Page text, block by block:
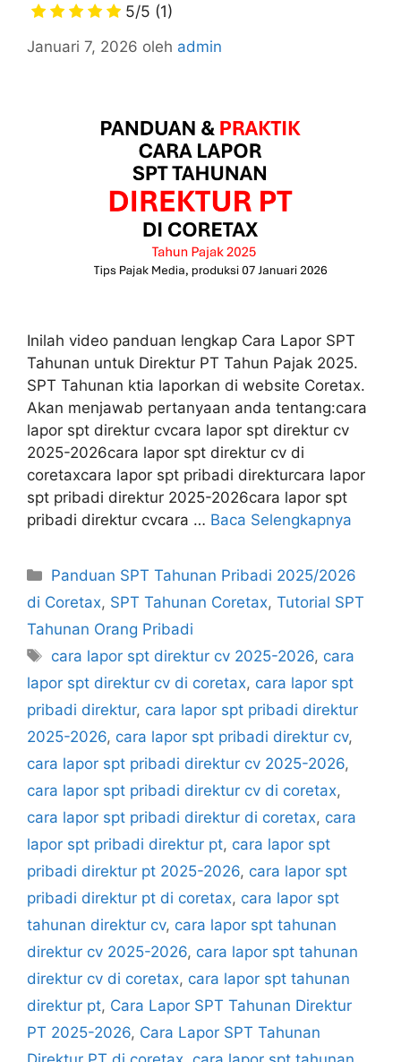
5/5 (1)
Januari 7, 2026 oleh admin
Inilah video panduan lengkap Cara Lapor SPT
Tahunan untuk Direktur PT Tahun Pajak 2025.
SPT Tahunan ktia laporkan di website Coretax.
Akan menjawab pertanyaan anda tentang:cara
lapor spt direktur cvcara lapor spt direktur cv
2025-2026cara lapor spt direktur cv di
coretaxcara lapor spt pribadi direkturcara lapor
spt pribadi direktur 2025-2026cara lapor spt
pribadi direktur cvcara … Baca Selengkapnya
Kategori
Panduan SPT Tahunan Pribadi 2025/2026
di Coretax, SPT Tahunan Coretax, Tutorial SPT
Tahunan Orang Pribadi
Tag
cara lapor spt direktur cv 2025-2026, cara
lapor spt direktur cv di coretax, cara lapor spt
pribadi direktur, cara lapor spt pribadi direktur
2025-2026, cara lapor spt pribadi direktur cv,
cara lapor spt pribadi direktur cv 2025-2026,
cara lapor spt pribadi direktur cv di coretax,
cara lapor spt pribadi direktur di coretax, cara
lapor spt pribadi direktur pt, cara lapor spt
pribadi direktur pt 2025-2026, cara lapor spt
pribadi direktur pt di coretax, cara lapor spt
tahunan direktur cv, cara lapor spt tahunan
direktur cv 2025-2026, cara lapor spt tahunan
direktur cv di coretax, cara lapor spt tahunan
direktur pt, Cara Lapor SPT Tahunan Direktur
PT 2025-2026, Cara Lapor SPT Tahunan